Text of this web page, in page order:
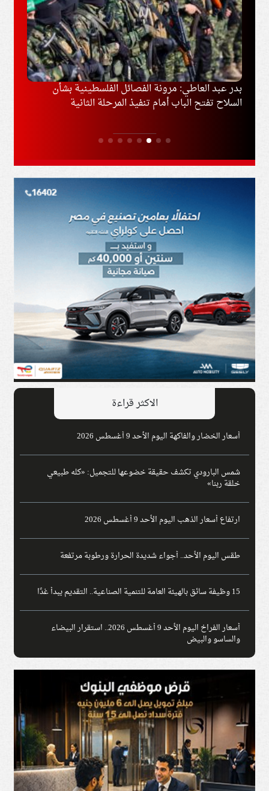
بدر عبد العاطي: مرونة الفصائل الفلسطينية بشأن
السلاح تفتح الباب أمام تنفيذ المرحلة الثانية
الاكثر قراءة
أسعار الخضار والفاكهة اليوم الأحد 9 أغسطس 2026
شمس البارودي تكشف حقيقة خضوعها للتجميل: «كله طبيعي
خلقة ربنا»
ارتفاع أسعار الذهب اليوم الأحد 9 أغسطس 2026
طقس اليوم الأحد.. أجواء شديدة الحرارة ورطوبة مرتفعة
15 وظيفة سائق بالهيئة العامة للتنمية الصناعية.. التقديم يبدأ غدًا
أسعار الفراخ اليوم الأحد 9 أغسطس 2026.. استقرار البيضاء
والساسو والبيض